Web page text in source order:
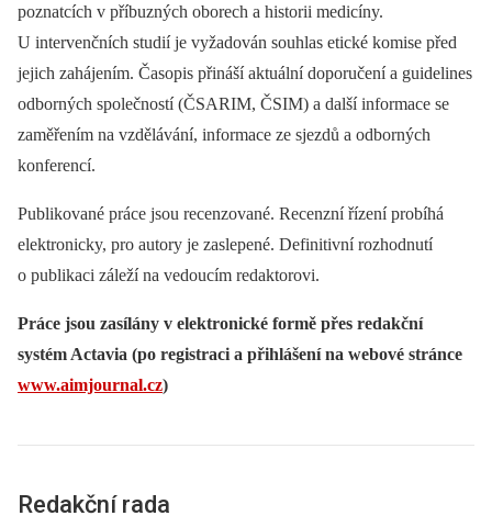
poznatcích v příbuzných oborech a historii medicíny.
U intervenčních studií je vyžadován souhlas etické komise před
jejich zahájením. Časopis přináší aktuální doporučení a guidelines
odborných společností (ČSARIM, ČSIM) a další informace se
zaměřením na vzdělávání, informace ze sjezdů a odborných
konferencí.
Publikované práce jsou recenzované. Recenzní řízení probíhá
elektronicky, pro autory je zaslepené. Definitivní rozhodnutí
o publikaci záleží na vedoucím redaktorovi.
Práce jsou zasílány v elektronické formě přes redakční
systém Actavia (po registraci a přihlášení na webové stránce
www.aimjournal.cz)
Redakční rada